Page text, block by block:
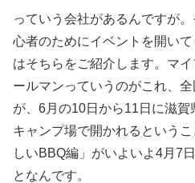
っていう会社があるんですが
心者のためにイベントを開い
はそちらをご紹介します。マ
ールマンっていうのがこれ、
が、6月の10日から11日に滋賀
キャンプ場で開かれるという
しいBBQ編」がいよいよ4月7
となんです。